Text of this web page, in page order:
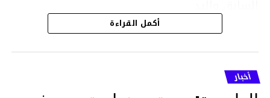
هذا وقد تمكن أعوان مركز الأمن الوطني بحي
هلال في توقيت قياسي من محاصرة المشتبه به
والقبض عليه وإحالته على التحقيق في خصوص
ما نُسبه إليه.
أكمل القراءة
أخبار